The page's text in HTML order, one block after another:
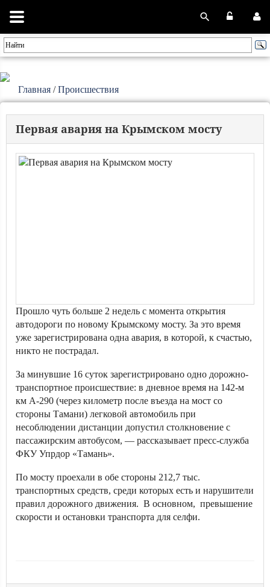
Главная /Происшествия
Первая авария на Крымском мосту
Прошло чуть больше 2 недель с момента открытия
автодороги по новому Крымскому мосту. За это время
уже зарегистрирована одна авария, в которой, к счастью,
никто не пострадал.
За минувшие 16 суток зарегистрировано одно дорожно-
транспортное происшествие: в дневное время на 142-м
км А-290 (через километр после въезда на мост со
стороны Тамани) легковой автомобиль при
несоблюдении дистанции допустил столкновение с
пассажирским автобусом, — рассказывает пресс-служба
ФКУ Упрдор «Тамань».
По мосту проехали в обе стороны 212,7 тыс.
транспортных средств, среди которых есть и нарушители
правил дорожного движения. В основном, превышение
скорости и остановки транспорта для селфи.